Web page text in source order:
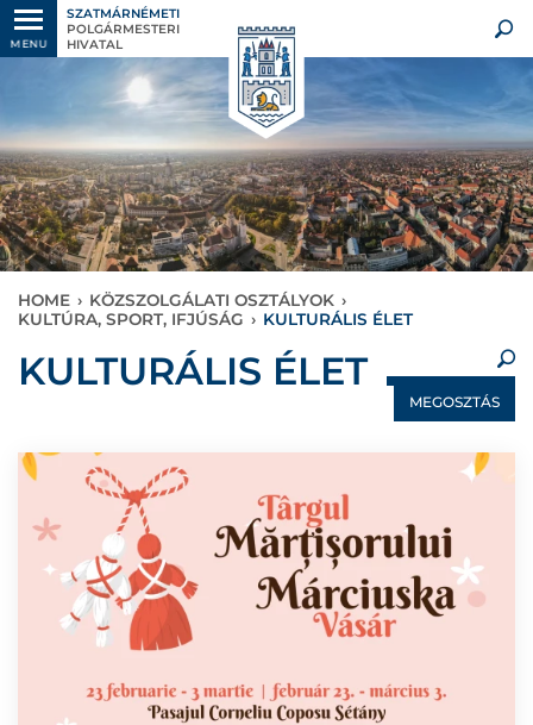
MENU
SZATMÁRNÉMETI
POLGÁRMESTERI
HIVATAL
HOME › KÖZSZOLGÁLATI OSZTÁLYOK ›
KULTÚRA, SPORT, IFJÚSÁG › KULTURÁLIS ÉLET
×
KULTURÁLIS ÉLET
MEGOSZTÁS